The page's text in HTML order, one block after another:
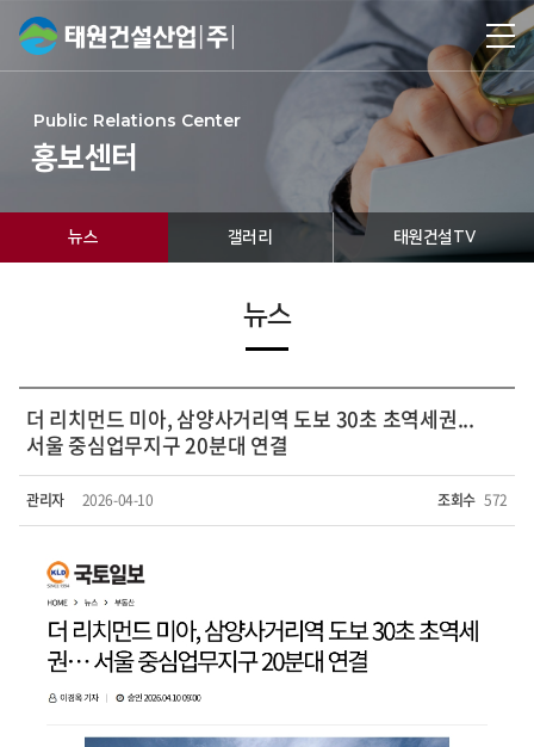
Public Relations Center
홍보센터
뉴스 갤러리 태원건설TV
뉴스
더 리치먼드 미아, 삼양사거리역 도보 30초 초역세권...
서울 중심업무지구 20분대 연결
관리자 2026-04-10 조회수 572